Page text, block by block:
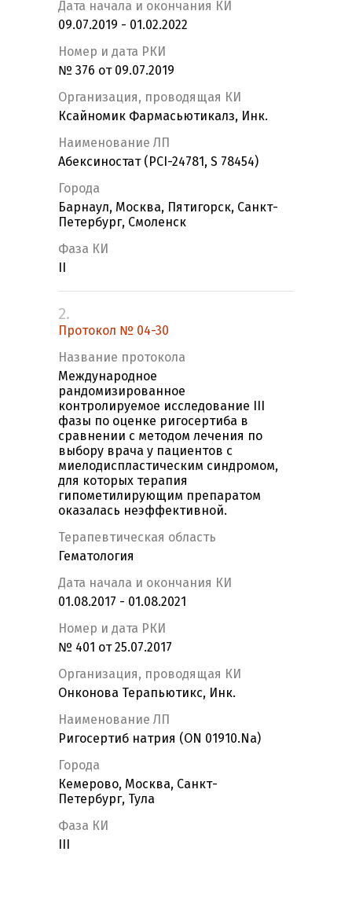
Дата начала и окончания КИ
09.07.2019 - 01.02.2022
Номер и дата РКИ
№ 376 от 09.07.2019
Организация, проводящая КИ
Ксайномик Фармасьютикалз, Инк.
Наименование ЛП
Абексиностат (PCI-24781, S 78454)
Города
Барнаул, Москва, Пятигорск, Санкт-
Петербург, Смоленск
Фаза КИ
2.
Протокол № 04-30
Название протокола
Международное
рандомизированное
контролируемое исследование III
фазы по оценке ригосертиба в
сравнении с методом лечения по
выбору врача у пациентов с
миелодиспластическим синдромом,
для которых терапия
гипометилирующим препаратом
оказалась неэффективной.
Терапевтическая область
Гематология
Дата начала и окончания КИ
01.08.2017 - 01.08.2021
Номер и дата РКИ
№ 401 от 25.07.2017
Организация, проводящая КИ
Онконова Терапьютикс, Инк.
Наименование ЛП
Ригосертиб натрия (ОN 01910.Na)
Города
Кемерово, Москва, Санкт-
Петербург, Тула
Фаза КИ